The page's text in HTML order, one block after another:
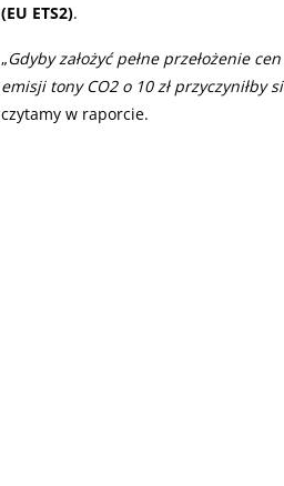
(EU ETS2).
„Gdyby założyć pełne przełożenie
emisji tony CO2 o 10 zł
czytamy w raporcie.